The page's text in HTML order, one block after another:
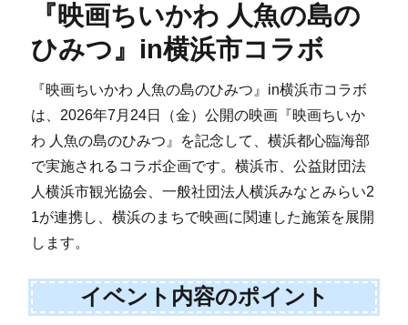
『映画ちいかわ 人魚の島の
ひみつ』in横浜市コラボ
『映画ちいかわ 人魚の島のひみつ』in横浜市コラボ
は、2026年7月24日（金）公開の映画『映画ちいか
わ 人魚の島のひみつ』を記念して、横浜都心臨海部
で実施されるコラボ企画です。横浜市、公益財団法
人横浜市観光協会、一般社団法人横浜みなとみらい2
1が連携し、横浜のまちで映画に関連した施策を展開
します。
イベント内容のポイント